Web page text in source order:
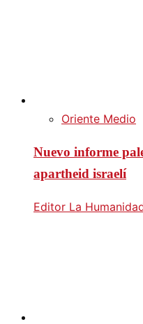
Oriente Medio
Nuevo informe
apartheid israelí
Editor La